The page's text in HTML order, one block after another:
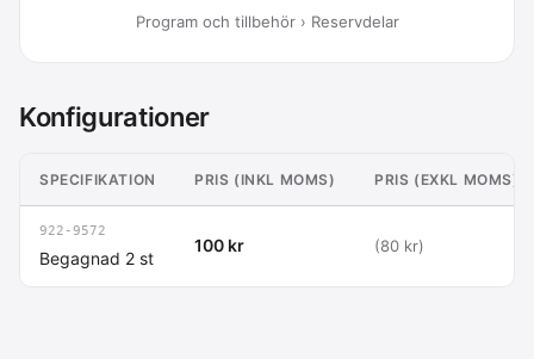
Program och tillbehör › Reservdelar
Konfigurationer
SPECIFIKATION PRIS (INKL MOMS) PRIS (EXKL MOMS)
922-9572
Begagnad 2 st
100 kr (80 kr)